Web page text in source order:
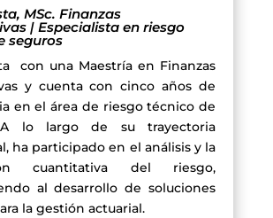
MSc. Finanzas
| Especialista en riesgo
seguros
con una Maestría en Finanzas
y cuenta con cinco años de
en el área de riesgo técnico de
A lo largo de su trayectoria
ha participado en el análisis y la
cuantitativa del riesgo,
al desarrollo de soluciones
la gestión actuarial.